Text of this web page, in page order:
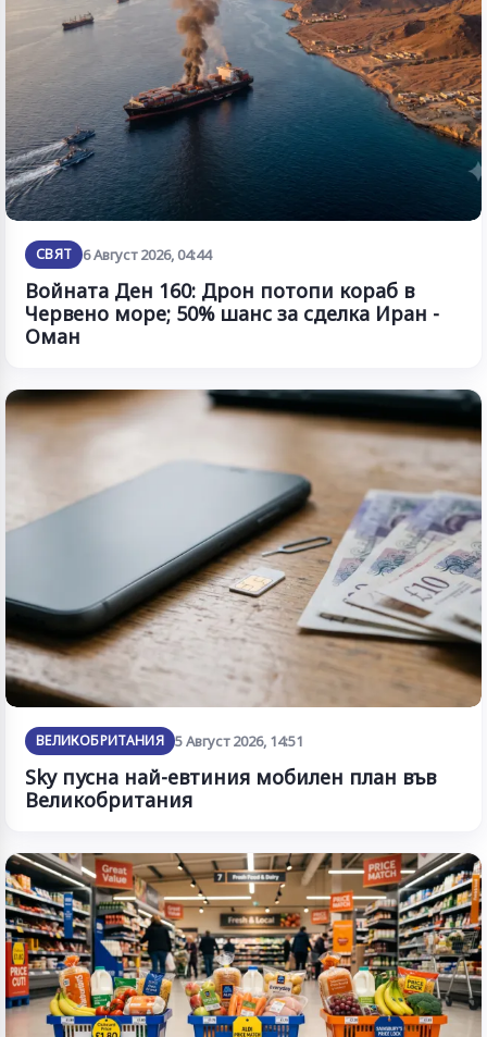
СВЯТ 6 Август 2026, 04:44
Войната Ден 160: Дрон потопи кораб в
Червено море; 50% шанс за сделка Иран -
Оман
ВЕЛИКОБРИТАНИЯ 5 Август 2026, 14:51
Sky пусна най-евтиния мобилен план във
Великобритания